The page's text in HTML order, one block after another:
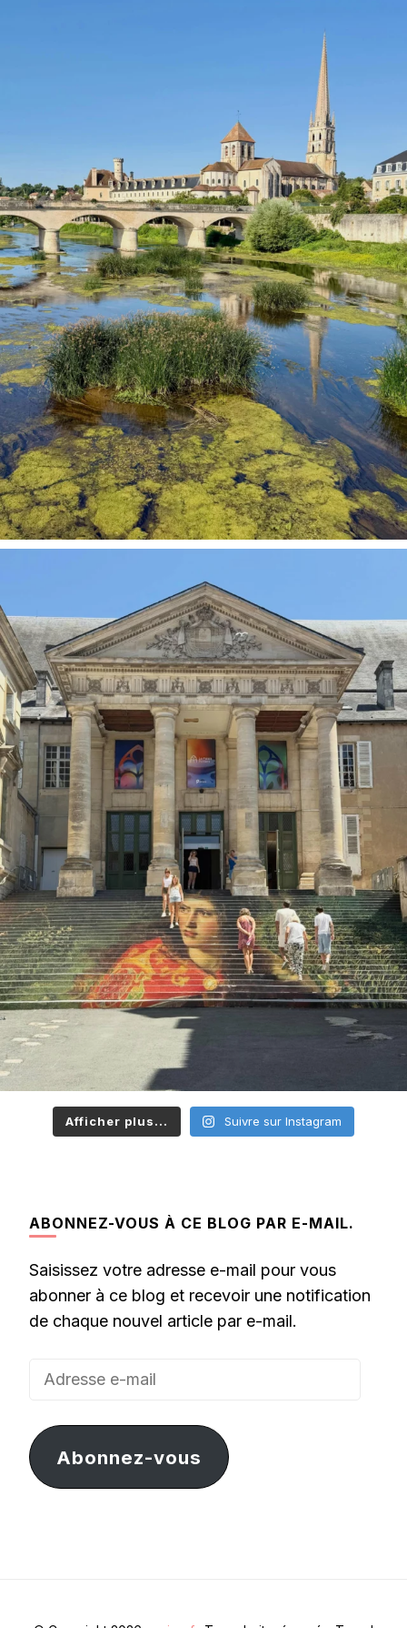
Afficher plus... Suivre sur Instagram
ABONNEZ-VOUS À CE BLOG PAR E-MAIL.
Saisissez votre adresse e-mail pour vous
abonner à ce blog et recevoir une notification
de chaque nouvel article par e-mail.
Adresse
mail
Abonnez-vous